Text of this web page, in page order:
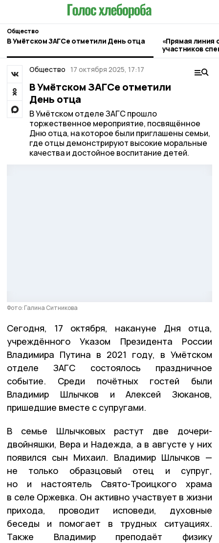
Общество
В Умётском ЗАГСе отметили День отца
«Прямая линия
участников
прошла в Умёте
Общество 17 октября 2025, 17:17
В Умётском ЗАГСе отметили
День отца
В Умётском отделе ЗАГС прошло
торжественное мероприятие, посвящённое
Дню отца, на которое были приглашены семьи,
где отцы демонстрируют высокие моральные
качества и достойное воспитание детей.
Фото: Галина Ситникова
Сегодня, 17 октября, накануне Дня отца,
учреждённого Указом Президента России
Владимира Путина в 2021 году, в Умётском
отделе ЗАГС состоялось праздничное
событие. Среди почётных гостей были
Владимир Шлычков и Алексей Зюканов,
пришедшие вместе с супругами.
В семье Шлычковых растут две дочери-
двойняшки, Вера и Надежда, а в августе у них
появился сын Михаил. Владимир Шлычков —
не только образцовый отец и супруг,
но и настоятель Свято-Троицкого храма
в селе Оржевка. Он активно участвует в жизни
прихода, проводит исповеди, духовные
беседы и помогает в трудных ситуациях.
Также Владимир преподаёт физику